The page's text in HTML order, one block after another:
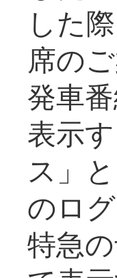
した
席の
発車
表示
ス」
のロ
特急